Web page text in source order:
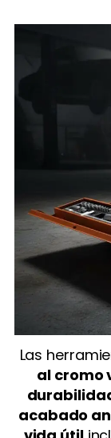
Las
al cromo
acabado